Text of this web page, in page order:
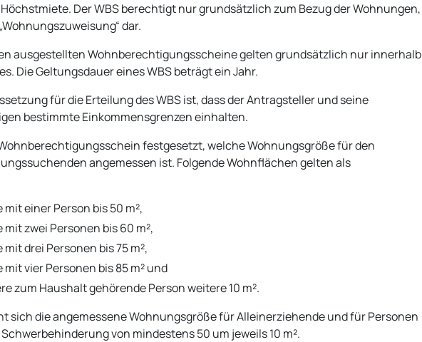
Der WBS berechtigt nur grundsätzlich zum Bezug der Wohnungen,
dar.
ausgestellten Wohnberechtigungsscheine gelten grundsätzlich nur innerhalb
Die Geltungsdauer eines WBS beträgt ein Jahr.
für die Erteilung des WBS ist, dass der Antragsteller und seine
bestimmte Einkommensgrenzen einhalten.
festgesetzt, welche Wohnungsgröße für den
angemessen ist. Folgende Wohnflächen gelten als
einer Person bis 50 m²,
mit zwei Personen bis 60 m²,
drei Personen bis 75 m²,
mit vier Personen bis 85 m² und
zum Haushalt gehörende Person weitere 10 m².
sich die angemessene Wohnungsgröße für Alleinerziehende und für Personen
von mindestens 50 um jeweils 10 m².